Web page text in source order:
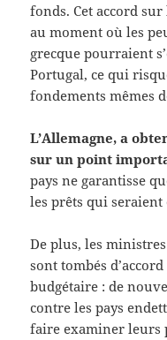
fonds. Cet accord
au moment où les
grecque pourraient
Portugal, ce qui
fondements mêmes
L’Allemagne, a
sur un point
pays ne garantisse
les prêts qui seraient
De plus, les
sont tombés
budgétaire : de
contre les pays
faire examiner leurs